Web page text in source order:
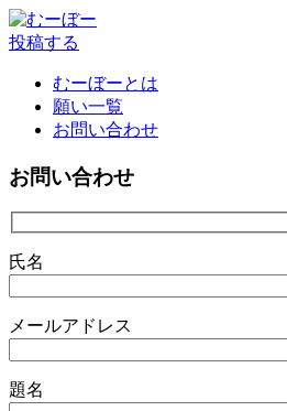
投稿する
むーぼーとは
願い一覧
お問い合わせ
お問い合わせ
氏名
メールアドレス
題名